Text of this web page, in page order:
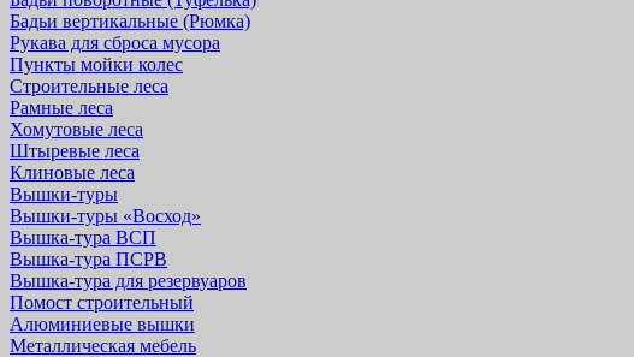
Бадьи вертикальные (Рюмка)
Рукава для сброса мусора
Пункты мойки колес
Строительные леса
Рамные леса
Хомутовые леса
Штыревые леса
Клиновые леса
Вышки-туры
Вышки-туры «Восход»
Вышка-тура ВСП
Вышка-тура ПСРВ
Вышка-тура для резервуаров
Помост строительный
Алюминиевые вышки
Металлическая мебель